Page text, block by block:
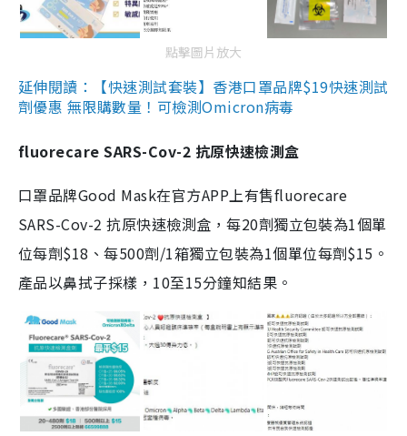
點擊圖片放大
延伸閱讀：【快速測試套裝】香港口罩品牌$19快速測試
劑優惠 無限購數量！可檢測Omicron病毒
fluorecare SARS-Cov-2 抗原快速檢測盒
口罩品牌Good Mask在官方APP上有售fluorecare
SARS-Cov-2 抗原快速檢測盒，每20劑獨立包裝為1個單
位每劑$18、每500劑/1箱獨立包裝為1個單位每劑$15。
產品以鼻拭子採樣，10至15分鐘知結果。